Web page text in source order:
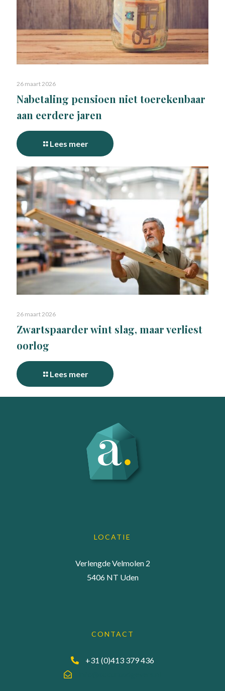
26 maart 2026
Nabetaling pensioen niet toerekenbaar
aan eerdere jaren
Lees meer
26 maart 2026
Zwartspaarder wint slag, maar verliest
oorlog
Lees meer
LOCATIE
Verlengde Velmolen 2
5406 NT Uden
CONTACT
+31 (0)413 379 436